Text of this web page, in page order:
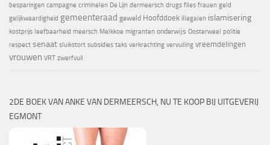
besparingen campagne criminelen De Lijn dermeersch drugs files frauen geld
gelijkwaardigheid gemeenteraad geweld Hoofddoek illegalen islamisering
kostprijs leefbaarheid meersch Melkkoe migranten onderwijs Oosterweel politie
respect senaat sluikstort subsidies taks verkrachting vervuiling vreemdelingen
vrouwen VRT zwerfvuil
2DE BOEK VAN ANKE VAN DERMEERSCH, NU TE KOOP BIJ UITGEVERIJ
EGMONT